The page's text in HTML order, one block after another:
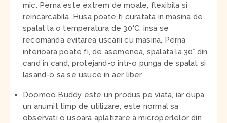
mic. Perna este extrem de moale, flexibila si
reincarcabila. Husa poate fi curatata in masina de
spalat la o temperatura de 30°C, insa se
recomanda evitarea uscarii cu masina. Perna
interioara poate fi, de asemenea, spalata la 30° din
cand in cand, protejand-o intr-o punga de spalat si
lasand-o sa se usuce in aer liber.
Doomoo Buddy este un produs pe viata, iar dupa
un anumit timp de utilizare, este normal sa
observati o usoara aplatizare a microperlelor din